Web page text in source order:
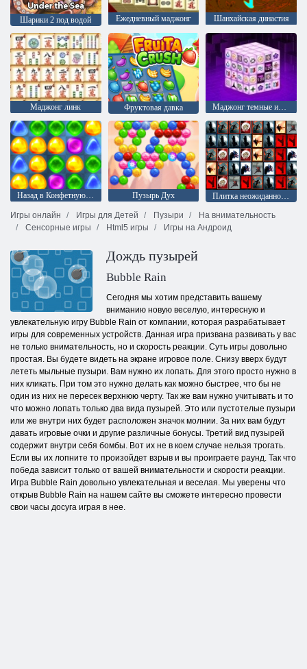
Шарики 2 под водой Ежедневный маджонг Шанхайская династия
Маджонг линк Фруктовая давка Маджонг темные измерения
Назад в Конфетную страну: Эпизод 1 Пузырь Дух
Плитка неожиданностей
Игры онлайн
Игры для Детей Пузыри
На внимательность
Сенсорные игры
Html5 игры Игры на Андроид
Дождь пузырей
Bubble Rain
Сегодня мы хотим представить вашему
вниманию новую веселую, интересную и
увлекательную игру Bubble Rain от компании, которая разрабатывает
игры для современных устройств. Данная игра призвана развивать у вас
не только внимательность, но и скорость реакции. Суть игры довольно
простая. Вы будете видеть на экране игровое поле. Снизу вверх будут
лететь мыльные пузыри. Вам нужно их лопать. Для этого просто нужно в
них кликать. При том это нужно делать как можно быстрее, что бы не
один из них не пересек верхнюю черту. Так же вам нужно учитывать и то
что можно лопать только два вида пузырей. Это или пустотелые пузыри
или же внутри них будет расположен значок молнии. За них вам будут
давать игровые очки и другие различные бонусы. Третий вид пузырей
содержит внутри себя бомбы. Вот их не в коем случае нельзя трогать.
Если вы их лопните то произойдет взрыв и вы проиграете раунд. Так что
победа зависит только от вашей внимательности и скорости реакции.
Игра Bubble Rain довольно увлекательная и веселая. Мы уверены что
открыв Bubble Rain на нашем сайте вы сможете интересно провести
свои часы досуга играя в нее.